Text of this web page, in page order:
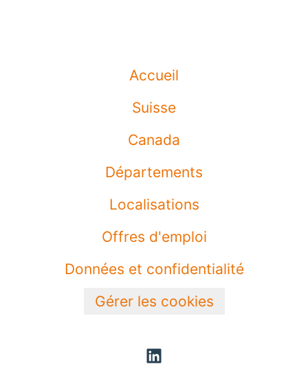
Accueil
Suisse
Canada
Départements
Localisations
Offres d'emploi
Données et confidentialité
Gérer les cookies